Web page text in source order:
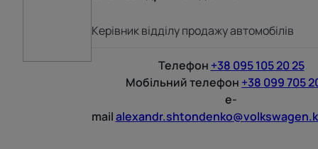
Керівник відділу продажу автомобілів
Телефон +38 095 105 20 25
Мобільний телефон +38 099 705
e-
mail